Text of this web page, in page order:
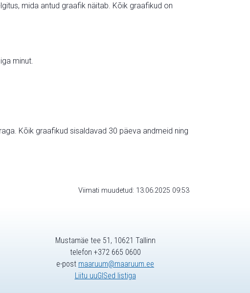
mida antud graafik näitab. Kõik graafikud on
minut.
Kõik graafikud sisaldavad 30 päeva andmeid ning
Viimati muudetud: 13.06.2025 09:53
Mustamäe tee 51, 10621 Tallinn
telefon +372 665 0600
e-post maaruum@maaruum.ee
Liitu uuGISed listiga